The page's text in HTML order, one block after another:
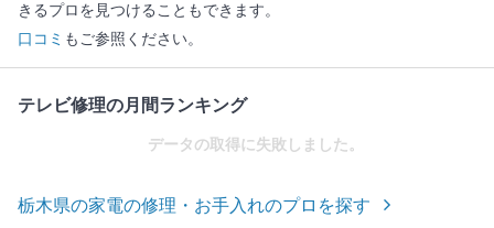
きるプロを見つけることもできます。
口コミ もご参照ください。
テレビ修理の月間ランキング
データの取得に失敗しました。
栃木県の家電の修理・お手入れのプロを探す